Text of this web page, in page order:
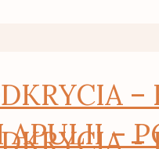
–
APULII –